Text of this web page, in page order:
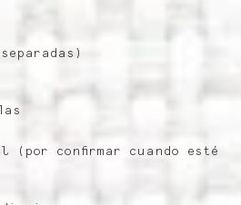
(por confirmar cuando esté